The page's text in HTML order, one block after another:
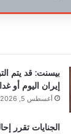
بيسنت: قد يتم
إيران اليوم أو
أغسطس 5, 2026
الجنايات تقرر